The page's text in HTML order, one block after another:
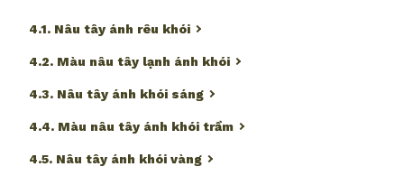
4.1. Nâu tây ánh rêu khói
4.2. Màu nâu tây lạnh ánh khói
4.3. Nâu tây ánh khói sáng
4.4. Màu nâu tây ánh khói trầm
4.5. Nâu tây ánh khói vàng